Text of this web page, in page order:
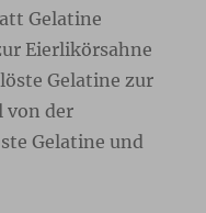
Gelatine
Eierlikörsahne
Gelatine zur
von der
Gelatine und